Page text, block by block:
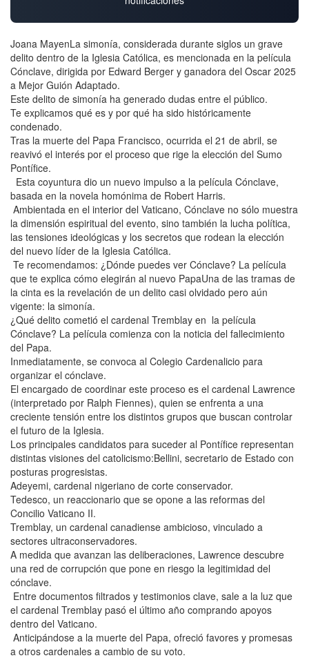
Joana MayenLa simonía, considerada durante siglos un grave
delito dentro de la Iglesia Católica, es mencionada en la película
Cónclave, dirigida por Edward Berger y ganadora del Oscar 2025
a Mejor Guión Adaptado.
Este delito de simonía ha generado dudas entre el público.
Te explicamos qué es y por qué ha sido históricamente
condenado.
Tras la muerte del Papa Francisco, ocurrida el 21 de abril, se
reavivó el interés por el proceso que rige la elección del Sumo
Pontífice.
Esta coyuntura dio un nuevo impulso a la película Cónclave,
basada en la novela homónima de Robert Harris.
Ambientada en el interior del Vaticano, Cónclave no sólo muestra
la dimensión espiritual del evento, sino también la lucha política,
las tensiones ideológicas y los secretos que rodean la elección
del nuevo líder de la Iglesia Católica.
Te recomendamos: ¿Dónde puedes ver Cónclave? La película
que te explica cómo elegirán al nuevo PapaUna de las tramas de
la cinta es la revelación de un delito casi olvidado pero aún
vigente: la simonía.
¿Qué delito cometió el cardenal Tremblay en la película
Cónclave? La película comienza con la noticia del fallecimiento
del Papa.
Inmediatamente, se convoca al Colegio Cardenalicio para
organizar el cónclave.
El encargado de coordinar este proceso es el cardenal Lawrence
(interpretado por Ralph Fiennes), quien se enfrenta a una
creciente tensión entre los distintos grupos que buscan controlar
el futuro de la Iglesia.
Los principales candidatos para suceder al Pontífice representan
distintas visiones del catolicismo:Bellini, secretario de Estado con
posturas progresistas.
Adeyemi, cardenal nigeriano de corte conservador.
Tedesco, un reaccionario que se opone a las reformas del
Concilio Vaticano II.
Tremblay, un cardenal canadiense ambicioso, vinculado a
sectores ultraconservadores.
A medida que avanzan las deliberaciones, Lawrence descubre
una red de corrupción que pone en riesgo la legitimidad del
cónclave.
Entre documentos filtrados y testimonios clave, sale a la luz que
el cardenal Tremblay pasó el último año comprando apoyos
dentro del Vaticano.
Anticipándose a la muerte del Papa, ofreció favores y promesas
a otros cardenales a cambio de su voto.